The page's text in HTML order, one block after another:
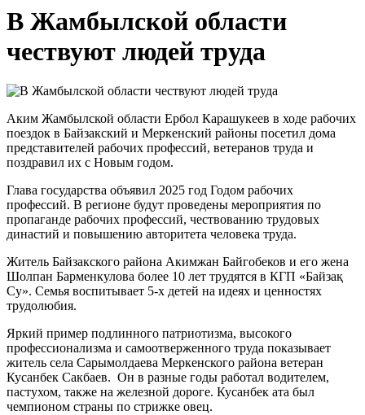
В Жамбылской области
чествуют людей труда
Аким Жамбылской области Ербол Карашукеев в ходе рабочих
поездок в Байзакский и Меркенский районы посетил дома
представителей рабочих профессий, ветеранов труда и
поздравил их с Новым годом.
Глава государства объявил 2025 год Годом рабочих
профессий. В регионе будут проведены мероприятия по
пропаганде рабочих профессий, чествованию трудовых
династий и повышению авторитета человека труда.
Житель Байзакского района Акимжан Байгобеков и его жена
Шолпан Барменкулова более 10 лет трудятся в КГП «Байзақ
Су». Семья воспитывает 5-х детей на идеях и ценностях
трудолюбия.
Яркий пример подлинного патриотизма, высокого
профессионализма и самоотверженного труда показывает
житель села Сарымолдаева Меркенского района ветеран
Кусанбек Сакбаев. Он в разные годы работал водителем,
пастухом, также на железной дороге. Кусанбек ата был
чемпионом страны по стрижке овец.